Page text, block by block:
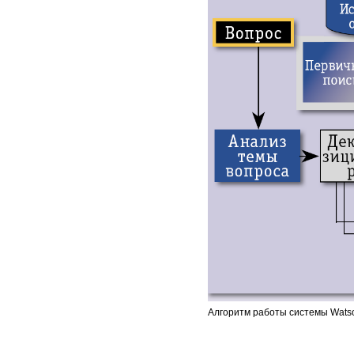
Алгоритм работы системы